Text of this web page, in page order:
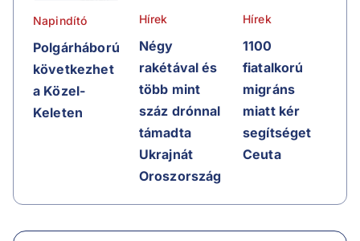
Napindító
Polgárháború
következhet
a Közel-
Keleten
Hírek
Négy
rakétával és
több mint
száz drónnal
támadta
Ukrajnát
Oroszország
Hírek
1100
fiatalkorú
migráns
miatt kér
segítséget
Ceuta